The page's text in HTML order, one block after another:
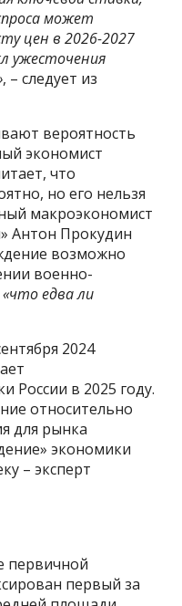
может
цен в 2026-2027
ужесточения
, – следует из
вероятность
экономист
что
но его нельзя
макроэкономист
Антон Прокудин
возможно
военно-
«что едва ли
2024
России в 2025 году.
относительно
для рынка
экономики
– эксперт
первичной
первый за